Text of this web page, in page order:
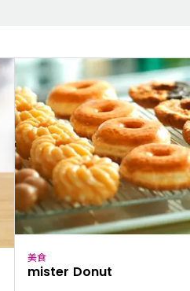
美食
mister Donut